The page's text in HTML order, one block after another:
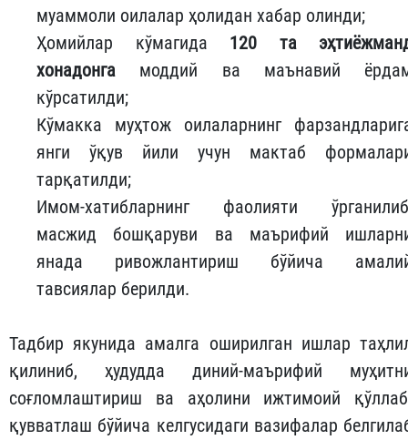
муаммоли оилалар ҳолидан хабар олинди;
Ҳомийлар кўмагида 120 та
хонадонга моддий ва маънавий
кўрсатилди;
Кўмакка муҳтож оилаларнинг
янги ўқув йили учун мактаб
тарқатилди;
Имом-хатибларнинг фаолияти
масжид бошқаруви ва маърифий
янада ривожлантириш бўйича
тавсиялар берилди.
Тадбир якунида амалга оширилган ишлар
қилиниб, ҳудудда диний-маърифий
соғломлаштириш ва аҳолини ижтимоий
қувватлаш бўйича келгусидаги вазифалар